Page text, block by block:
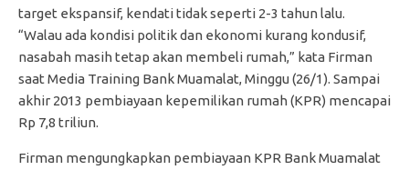
target ekspansif, kendati tidak seperti 2-3 tahun lalu.
“Walau ada kondisi politik dan ekonomi kurang kondusif,
nasabah masih tetap akan membeli rumah,” kata Firman
saat Media Training Bank Muamalat, Minggu (26/1). Sampai
akhir 2013 pembiayaan kepemilikan rumah (KPR) mencapai
Rp 7,8 triliun.
Firman mengungkapkan pembiayaan KPR Bank Muamalat